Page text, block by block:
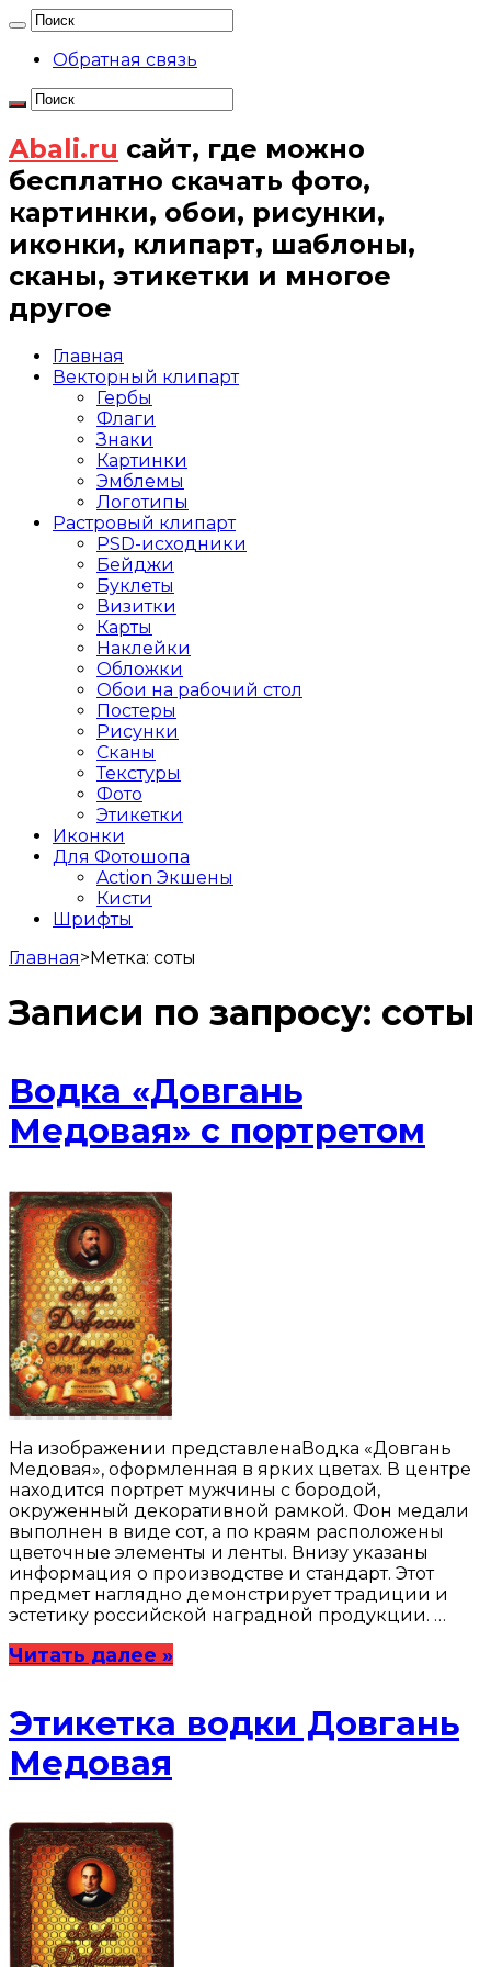
Обратная связь
Abali.ru сайт, где можно
бесплатно скачать фото,
картинки, обои, рисунки,
иконки, клипарт, шаблоны,
сканы, этикетки и многое
другое
Главная
Векторный клипарт
Гербы
Флаги
Знаки
Картинки
Эмблемы
Логотипы
Растровый клипарт
PSD-исходники
Бейджи
Буклеты
Визитки
Карты
Наклейки
Обложки
Обои на рабочий стол
Постеры
Рисунки
Сканы
Текстуры
Фото
Этикетки
Иконки
Для Фотошопа
Action Экшены
Кисти
Шрифты
Главная>Метка: соты
Записи по запросу: соты
Водка «Довгань
Медовая» с портретом
На изображении представленаВодка «Довгань
Медовая», оформленная в ярких цветах. В центре
находится портрет мужчины с бородой,
окруженный декоративной рамкой. Фон медали
выполнен в виде сот, а по краям расположены
цветочные элементы и ленты. Внизу указаны
информация о производстве и стандарт. Этот
предмет наглядно демонстрирует традиции и
эстетику российской наградной продукции. …
Читать далее »
Этикетка водки Довгань
Медовая